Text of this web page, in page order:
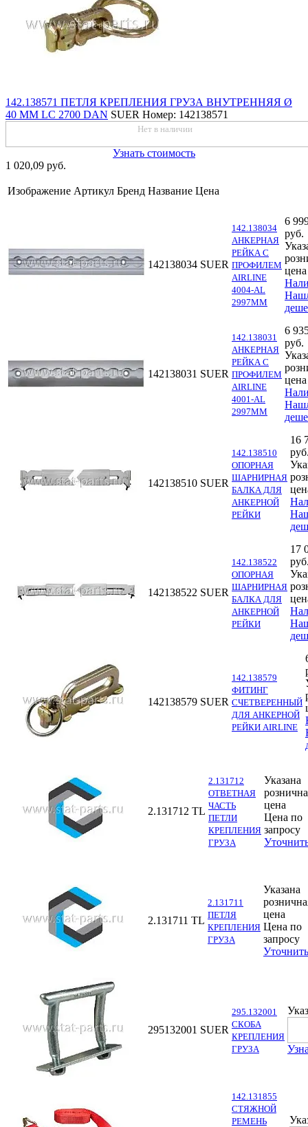
142.138571 ПЕТЛЯ КРЕПЛЕНИЯ ГРУЗА ВНУТРЕННЯЯ Ø
40 MM LC 2700 DAN SUER Номер: 142138571
Нет в наличии
Узнать стоимость
1 020,09 руб.
Изображение Артикул Бренд Название Цена
142138034 SUER
142.138034
АНКЕРНАЯ
РЕЙКА С
ПРОФИЛЕМ
AIRLINE
4004-AL
2997MM
6
руб.
цена
142138031 SUER
142.138031
АНКЕРНАЯ
РЕЙКА С
ПРОФИЛЕМ
AIRLINE
4001-AL
2997ММ
6
руб.
цена
142138510 SUER
142.138510
ОПОРНАЯ
ШАРНИРНАЯ
БАЛКА ДЛЯ
АНКЕРНОЙ
РЕЙКИ
16
142138522 SUER
142.138522
ОПОРНАЯ
ШАРНИРНАЯ
БАЛКА ДЛЯ
АНКЕРНОЙ
РЕЙКИ
17
142138579 SUER
142.138579
ФИТИНГ
СЧЕТВЕРЕННЫЙ
ДЛЯ АНКЕРНОЙ
РЕЙКИ AIRLINE
2.131712 TL
2.131712
ОТВЕТНАЯ
ЧАСТЬ
ПЕТЛИ
КРЕПЛЕНИЯ
ГРУЗА
Указана
цена
Цена по
запросу
2.131711 TL
2.131711
ПЕТЛЯ
КРЕПЛЕНИЯ
ГРУЗА
Указана
цена
Цена по
запросу
Уточнить
295132001 SUER
295.132001
СКОБА
КРЕПЛЕНИЯ
ГРУЗА
142.131855
СТЯЖНОЙ
РЕМЕНЬ